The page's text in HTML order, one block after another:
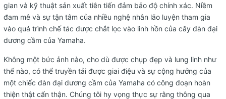
gian và kỹ thuật sản xuất tiên tiến đảm bảo độ chính xác. Niềm
đam mê và sự tận tâm của nhiều nghệ nhân lão luyện tham gia
vào quá trình chế tác được chắt lọc vào linh hồn của cây đàn đại
dương cầm của Yamaha.
Không một bức ảnh nào, cho dù được chụp đẹp và lung linh như
thế nào, có thể truyền tải được giai điệu và sự cộng hưởng của
một chiếc đàn đại dương cầm của Yamaha có công đoạn hoàn
thiện thật cẩn thận. Chúng tôi hy vọng thực sự rằng thông qua